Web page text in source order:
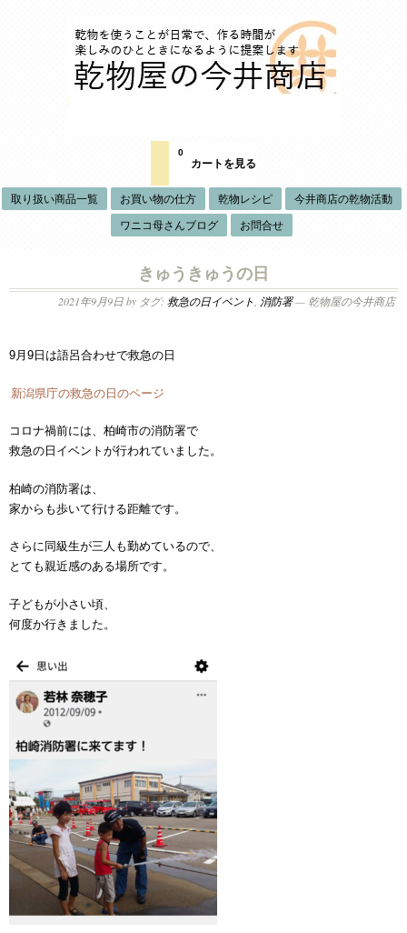
カートを見る
0
取り扱い商品一覧 お買い物の仕方 乾物レシピ 今井商店の乾物活動
ワニコ母さんブログ お問合せ
きゅうきゅうの日
2021年9月9日by タグ: 救急の日イベント 消防署— 乾物屋の今井商店
9月9日は語呂合わせで救急の日
新潟県庁の救急の日のページ
コロナ禍前には、柏崎市の消防署で
救急の日イベントが行われていました。
柏崎の消防署は、
家からも歩いて行ける距離です。
さらに同級生が三人も勤めているので、
とても親近感のある場所です。
子どもが小さい頃、
何度か行きました。